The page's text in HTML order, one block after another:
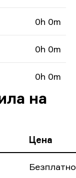
0h 0m
0h 0m
0h 0m
на
Цена
Безплатно